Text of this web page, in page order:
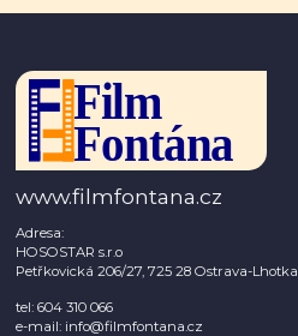
www.filmfontana.cz
Adresa:
HOSOSTAR s.r.o
Petřkovická 206/27, 725 28 Ostrava-Lhotka
tel: 604 310 066
e-mail: info@filmfontana.cz